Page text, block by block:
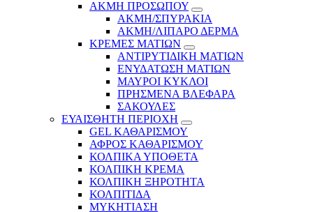
ΑΚΜΗ ΠΡΟΣΩΠΟΥ
ΑΚΜΗ/ΣΠΥΡΑΚΙΑ
ΑΚΜΗ/ΛΙΠΑΡΟ ΔΕΡΜΑ
ΚΡΕΜΕΣ ΜΑΤΙΩΝ
ΑΝΤΙΡΥΤΙΔΙΚΗ ΜΑΤΙΩΝ
ΕΝΥΔΑΤΩΣΗ ΜΑΤΙΩΝ
ΜΑΥΡΟΙ ΚΥΚΛΟΙ
ΠΡΗΣΜΕΝΑ ΒΛΕΦΑΡΑ
ΣΑΚΟΥΛΕΣ
ΕΥΑΙΣΘΗΤΗ ΠΕΡΙΟΧΗ
GEL ΚΑΘΑΡΙΣΜΟΥ
ΑΦΡΟΣ ΚΑΘΑΡΙΣΜΟΥ
ΚΟΛΠΙΚΑ ΥΠΟΘΕΤΑ
ΚΟΛΠΙΚΗ ΚΡΕΜΑ
ΚΟΛΠΙΚΗ ΞΗΡΟΤΗΤΑ
ΚΟΛΠΙΤΙΔΑ
ΜΥΚΗΤΙΑΣΗ